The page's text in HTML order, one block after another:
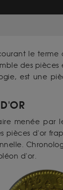
le terme
des pièces
est une
menée par
pièces d'or
d'or.